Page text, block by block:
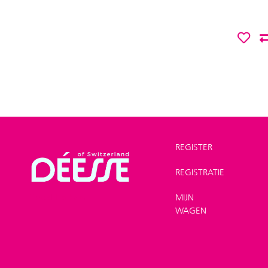
Winkel >Make-up >
REGISTER
REGISTRATIE
MIJN
WAGEN